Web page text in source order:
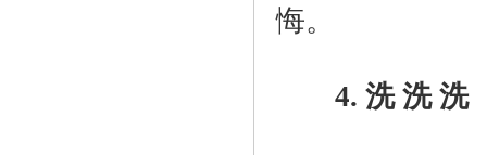
悔。
4. 洗 洗 洗